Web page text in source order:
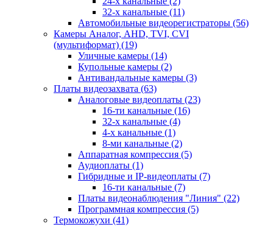
32-х канальные (11)
Автомобильные видеорегистраторы (56)
Камеры Аналог, AHD, TVI, CVI
(мультиформат) (19)
Уличные камеры (14)
Купольные камеры (2)
Антивандальные камеры (3)
Платы видеозахвата (63)
Аналоговые видеоплаты (23)
16-ти канальные (16)
32-х канальные (4)
4-х канальные (1)
8-ми канальные (2)
Аппаратная компрессия (5)
Аудиоплаты (1)
Гибридные и IP-видеоплаты (7)
16-ти канальные (7)
Платы видеонаблюдения "Линия" (22)
Программная компрессия (5)
Термокожухи (41)